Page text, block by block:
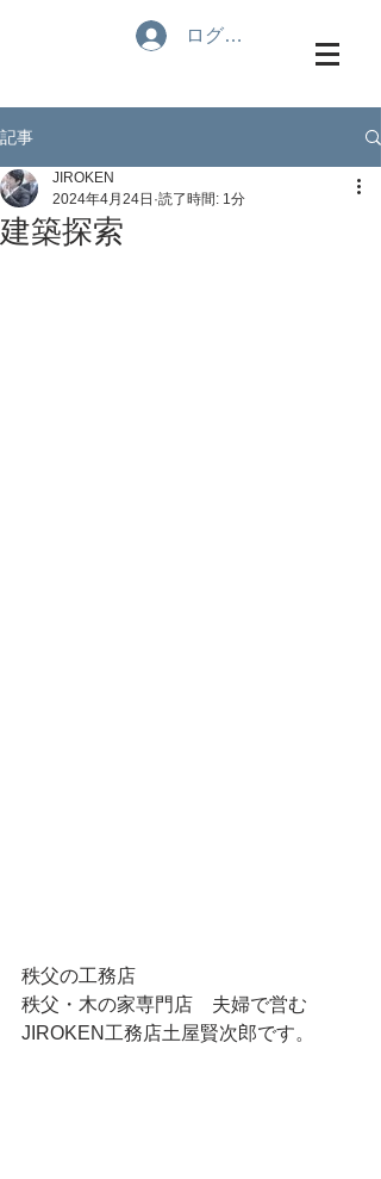
ログイン
記事
建築探索
JIROKEN
2024年4月24日 読了時間: 1分
秩父の工務店
秩父・木の家専門店　夫婦で営む
JIROKEN工務店土屋賢次郎です。